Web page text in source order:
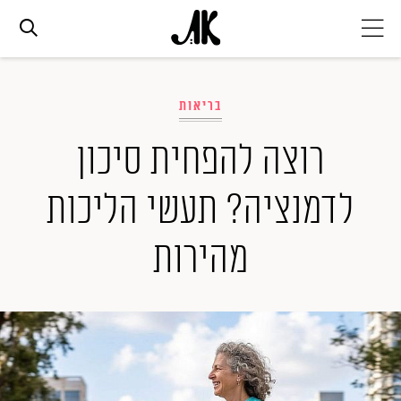
אופנה
ביוטי
סלבס
ערוצים נוספים
המגזין
בריאות
רוצה להפחית סיכון
לדמנציה? תעשי הליכות
מהירות